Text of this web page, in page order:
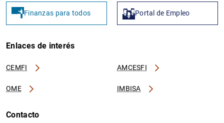
Finanzas para todos Portal de Empleo
Enlaces de interés
CEMFI AMCESFI
OME IMBISA
Contacto